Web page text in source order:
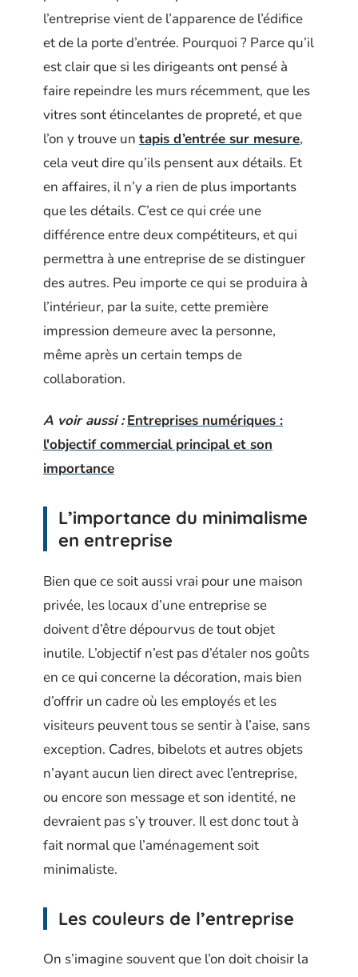
l’entreprise vient de l’apparence de l’édifice
et de la porte d’entrée. Pourquoi ? Parce qu’il
est clair que si les dirigeants ont pensé à
faire repeindre les murs récemment, que les
vitres sont étincelantes de propreté, et que
l’on y trouve un tapis d’entrée sur mesure,
cela veut dire qu’ils pensent aux détails. Et
en affaires, il n’y a rien de plus importants
que les détails. C’est ce qui crée une
différence entre deux compétiteurs, et qui
permettra à une entreprise de se distinguer
des autres. Peu importe ce qui se produira à
l’intérieur, par la suite, cette première
impression demeure avec la personne,
même après un certain temps de
collaboration.
A voir aussi : Entreprises numériques :
l'objectif commercial principal et son
importance
L’importance du minimalisme
en entreprise
Bien que ce soit aussi vrai pour une maison
privée, les locaux d’une entreprise se
doivent d’être dépourvus de tout objet
inutile. L’objectif n’est pas d’étaler nos goûts
en ce qui concerne la décoration, mais bien
d’offrir un cadre où les employés et les
visiteurs peuvent tous se sentir à l’aise, sans
exception. Cadres, bibelots et autres objets
n’ayant aucun lien direct avec l’entreprise,
ou encore son message et son identité, ne
devraient pas s’y trouver. Il est donc tout à
fait normal que l’aménagement soit
minimaliste.
Les couleurs de l’entreprise
On s’imagine souvent que l’on doit choisir la